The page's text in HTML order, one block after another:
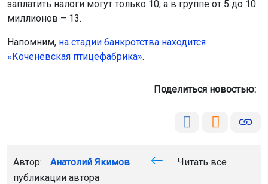
заплатить налоги могут только 10, а в группе от 5 до 10
миллионов – 13.
Напомним, на стадии банкротства находится
«Коченёвская птицефабрика».
Поделиться новостью:
Автор: Анатолий Якимов
Читать все
публикации автора